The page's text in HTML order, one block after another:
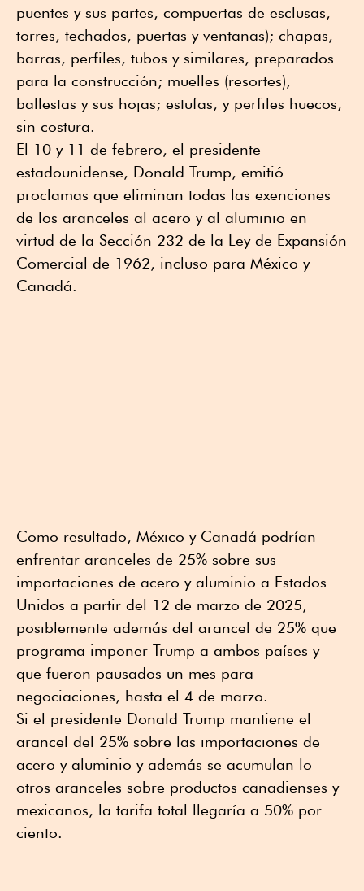
puentes y sus partes, compuertas de esclusas,
torres, techados, puertas y ventanas); chapas,
barras, perfiles, tubos y similares, preparados
para la construcción; muelles (resortes),
ballestas y sus hojas; estufas, y perfiles huecos,
sin costura.
El 10 y 11 de febrero, el presidente
estadounidense, Donald Trump, emitió
proclamas que eliminan todas las exenciones
de los aranceles al acero y al aluminio en
virtud de la Sección 232 de la Ley de Expansión
Comercial de 1962, incluso para México y
Canadá.
Como resultado, México y Canadá podrían
enfrentar aranceles de 25% sobre sus
importaciones de acero y aluminio a Estados
Unidos a partir del 12 de marzo de 2025,
posiblemente además del arancel de 25% que
programa imponer Trump a ambos países y
que fueron pausados un mes para
negociaciones, hasta el 4 de marzo.
Si el presidente Donald Trump mantiene el
arancel del 25% sobre las importaciones de
acero y aluminio y además se acumulan lo
otros aranceles sobre productos canadienses y
mexicanos, la tarifa total llegaría a 50% por
ciento.